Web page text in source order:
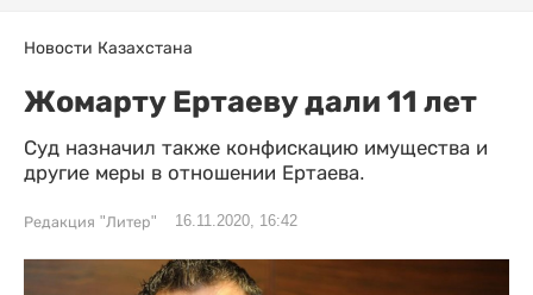
Новости Казахстана
Жомарту Ертаеву дали 11 лет
Суд назначил также конфискацию имущества и
другие меры в отношении Ертаева.
Редакция "Литер" 16.11.2020, 16:42